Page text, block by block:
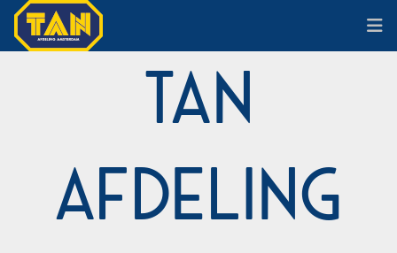
TAN
Afdeling